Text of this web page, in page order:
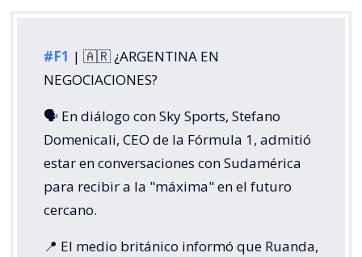
#F1 | 🇦🇷 ¿ARGENTINA EN
NEGOCIACIONES?
🗣️ En diálogo con Sky Sports, Stefano
Domenicali, CEO de la Fórmula 1, admitió
estar en conversaciones con Sudamérica
para recibir a la "máxima" en el futuro
cercano.
📍 El medio británico informó que Ruanda,